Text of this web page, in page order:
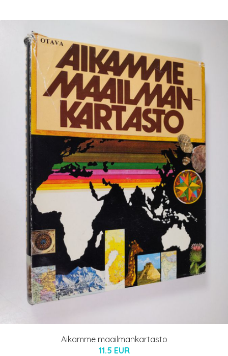
Aikamme maailmankartasto
11.5 EUR